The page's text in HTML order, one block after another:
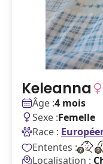
Keleanna
Âge :4 mois
Sexe :Femelle
Race :
Ententes :
Localisation :